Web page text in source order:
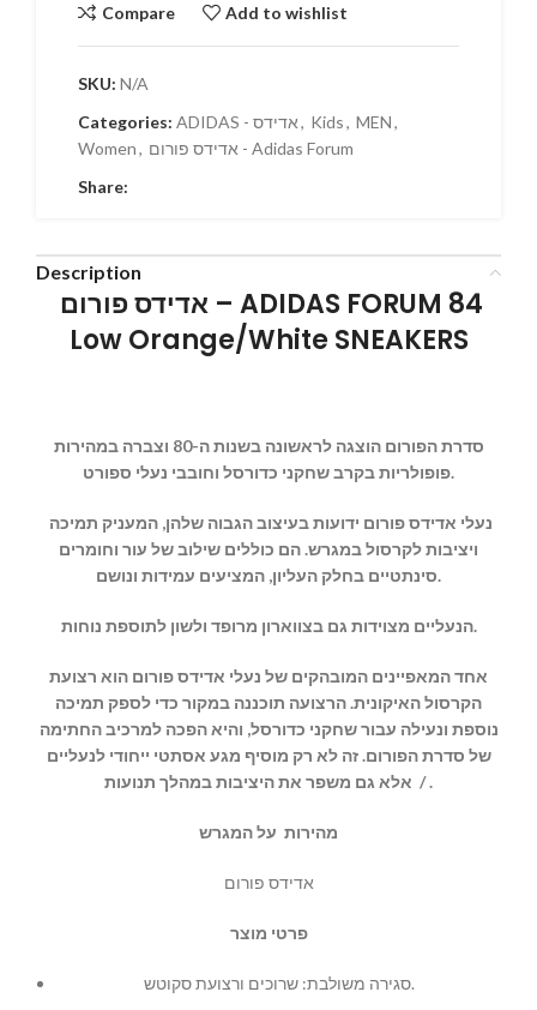
Compare Add to wishlist
SKU: N/A
Categories:
ADIDAS - אדידס, Kids, MEN,
Women,
אדידס פורום - Adidas Forum
Share:
Description
Low Orange/White SNEAKERS
סדרת הפורום הוצגה לראשונה בשנות ה-80 וצברה במהירות
פופולריות בקרב שחקני כדורסל וחובבי נעלי ספורט.
ויציבות לקרסול במגרש. הם כוללים שילוב של עור וחומרים
סינתטיים בחלק העליון, המציעים עמידות ונושם.
הנעליים מצוידות גם בצווארון מרופד ולשון לתוספת נוחות.
אחד המאפיינים המובהקים של נעלי אדידס פורום הוא רצועת
הקרסול האיקונית. הרצועה תוכננה במקור כדי לספק תמיכה
נוספת ונעילה עבור שחקני כדורסל, והיא הפכה למרכיב החתימה
של סדרת הפורום. זה לא רק מוסיף מגע אסתטי ייחודי לנעליים
אלא גם משפר את היציבות במהלך תנועות / .
מהירות על המגרש
אדידס פורום
פרטי מוצר
סגירה משולבת: שרוכים ורצועת סקוטש.